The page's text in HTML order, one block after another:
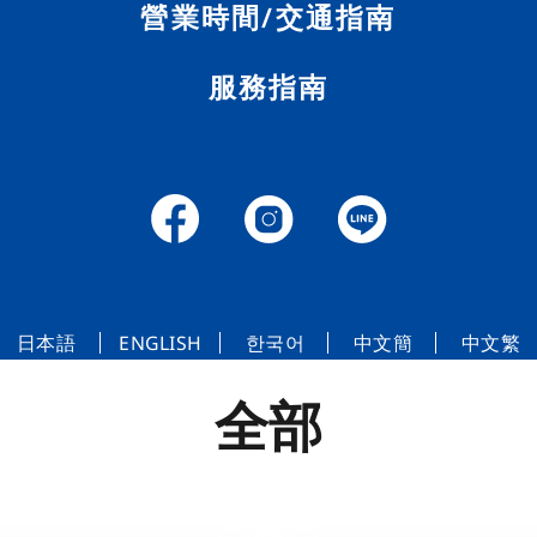
營業時間/交通指南
服務指南
日本語 ENGLISH 한국어 中文簡 中文繁
時尚雜貨 生活用品
全部